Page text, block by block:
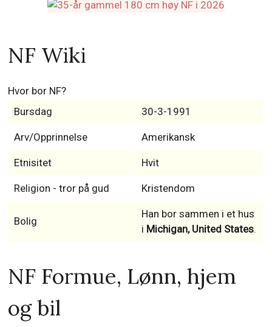
NF Wiki
Hvor bor NF?
Bursdag
30-3-1991
Arv/Opprinnelse Amerikansk
Etnisitet Hvit
Religion - tror på gud Kristendom
Bolig
Han bor sammen i et hus
i Michigan, United States.
NF Formue, Lønn, hjem
og bil